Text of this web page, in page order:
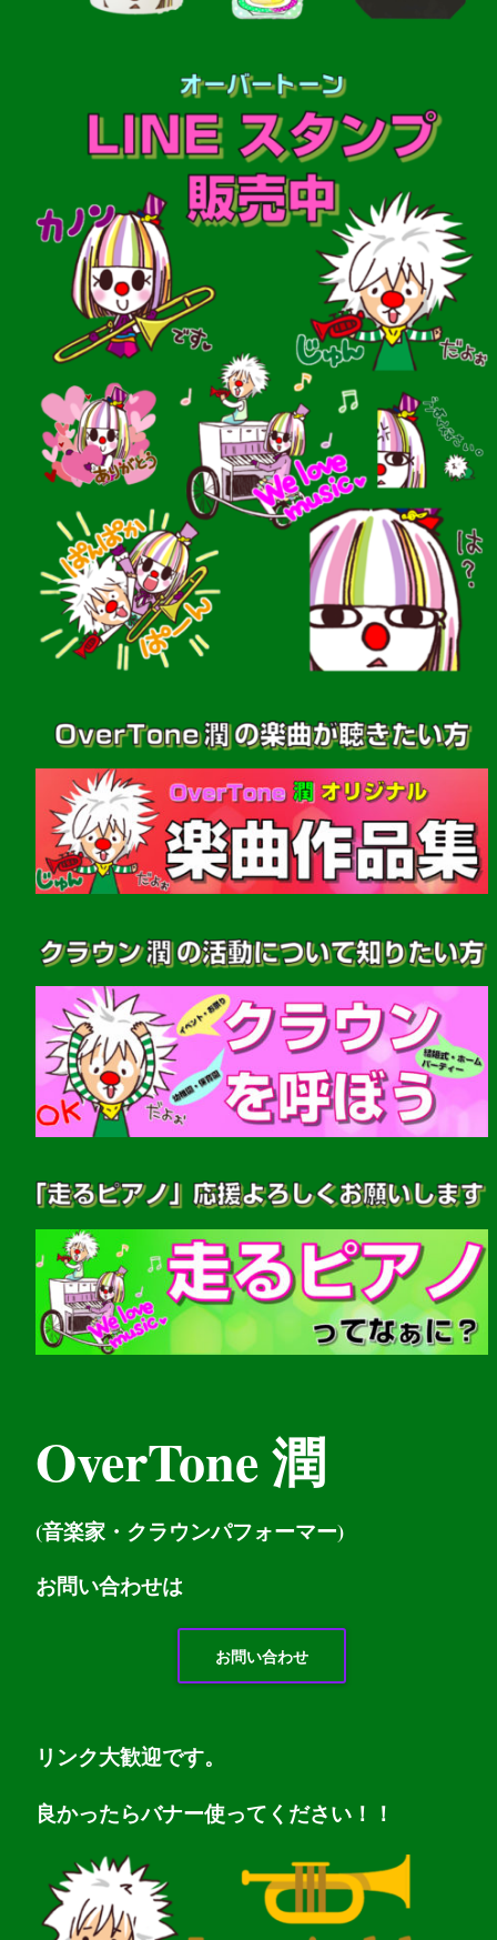
OverTone 潤
(音楽家・クラウンパフォーマー)
お問い合わせは
お問い合わせ
リンク大歓迎です。
良かったらバナー使ってください！！